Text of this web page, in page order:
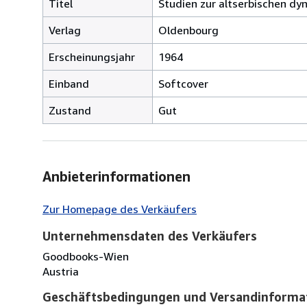
Titel
Studien zur altserbischen
Verlag
Oldenbourg
Erscheinungsjahr
1964
Einband
Softcover
Zustand
Gut
Anbieterinformationen
Zur Homepage des Verkäufers
Unternehmensdaten des Verkäufers
Goodbooks-Wien
Austria
Geschäftsbedingungen und